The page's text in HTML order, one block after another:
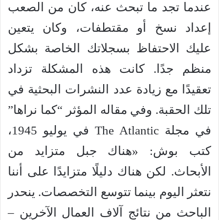
عندما تجد ما تبحث عنه، كان من الصعب
إعداد نسخ أو مقتطفات، وكان يتعين
عليك الاحتفاظ بسجلاتك الخاصة بشكل
منظم جدًا. كانت هذه المشكلة تزداد
تعقيدًا مع زيادة عدد النشرات البحثية في
تلك الحقبة. وفي مقاله المؤثر “كما نراها”
في مجلة The Atlantic في يوليو 1945،
كتب بوش: «هناك جبل متزايد من
الأبحاث. لكن هناك دليلًا متزايدًا على أننا
نتعثر اليوم بينما تتوسع التخصصات. ينحدر
الباحث من نتائج آلاف العمال الآخرين –